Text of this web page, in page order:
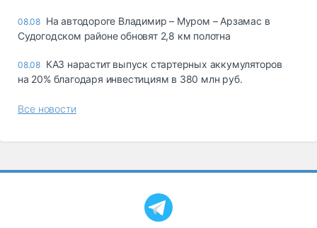
08.08 На автодороге Владимир – Муром – Арзамас в
Судогодском районе обновят 2,8 км полотна
08.08 КАЗ нарастит выпуск стартерных аккумуляторов
на 20% благодаря инвестициям в 380 млн руб.
Все новости